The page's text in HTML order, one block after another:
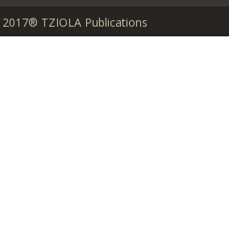
TZIOLA Publications